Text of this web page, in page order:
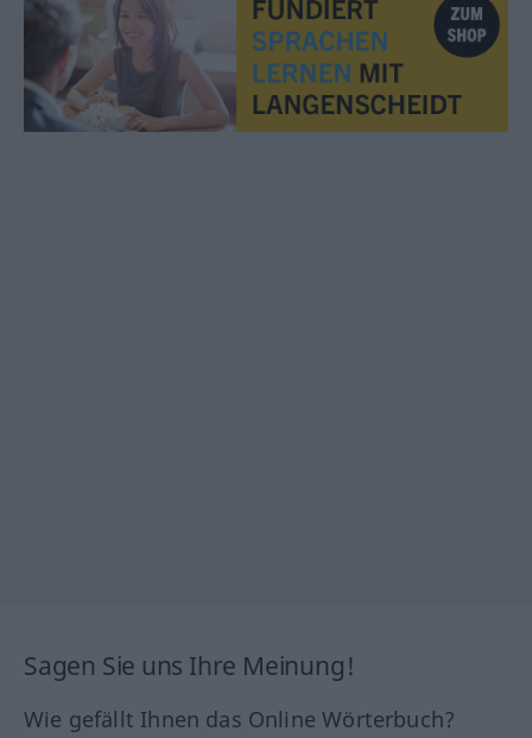
Sagen Sie uns Ihre Meinung!
Wie gefällt Ihnen das Online Wörterbuch?